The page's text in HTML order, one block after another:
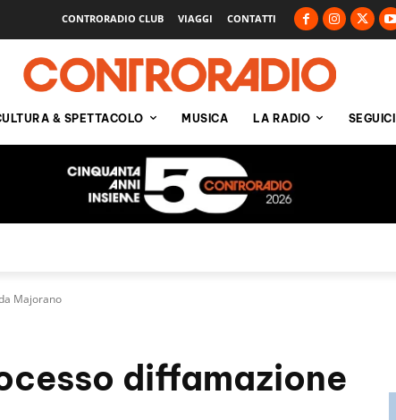
CONTRORADIO CLUB VIAGGI CONTATTI
& SPETTACOLO MUSICA LA RADIO SEGUICI
Majorano
diffamazione